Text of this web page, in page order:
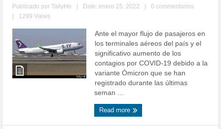
Publicado porTallyHo Date: enero 25, 2022
0 commentarios
1299 Views
Ante el mayor flujo de pasajeros en
los terminales aéreos del país y el
significativo aumento de los
contagios por COVID-19 debido a la
variante Ómicron que se han
registrado durante las últimas
seman ...
Read more